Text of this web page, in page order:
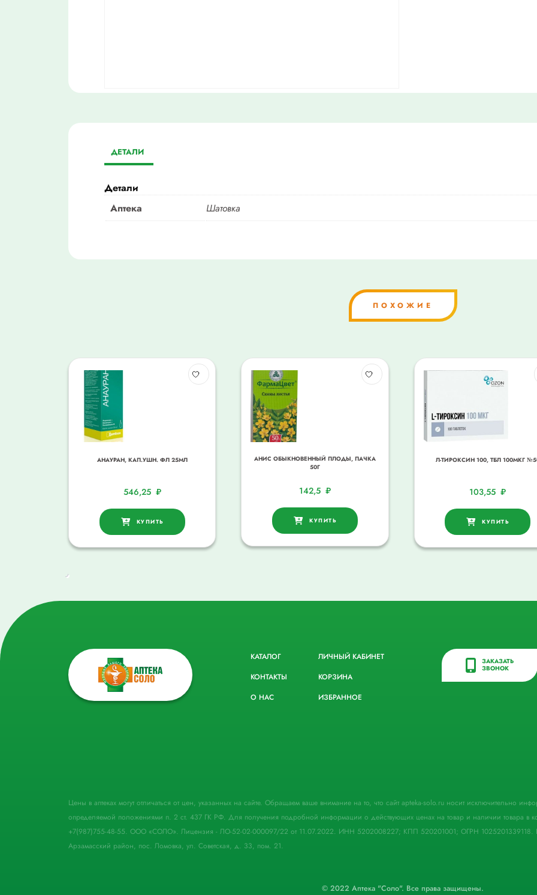
ДЕТАЛИ
Детали
Аптека
Шатовка
ПОХОЖИЕ
АНАУРАН, КАП.УШН. ФЛ 25МЛ
546,25 ₽
КУПИТЬ
АНИС ОБЫКНОВЕННЫЙ ПЛОДЫ, ПАЧКА
50Г
142,5 ₽
КУПИТЬ
Л-ТИРОКСИН 100, ТБЛ 100МКГ
103,55₽
КУПИТЬ
КАТАЛОГ
КОНТАКТЫ
О НАС
ЛИЧНЫЙ КАБИНЕТ
КОРЗИНА
ИЗБРАННОЕ
ЗАКАЗАТЬ
ЗВОНОК
Цены в аптеках могут отличаться от цен, указанных на сайте. Обращаем ваше внимание на то, что сайт apteka-solo.ru носит исключительно
определяемой положениями п. 2 ст. 437 ГК РФ. Для получения подробной информации о действующих ценах на товар и наличии товара в
+7(987)755-48-55. ООО «СОЛО». Лицензия - ЛО-52-02-000097/22 от 11.07.2022. ИНН 5202008227; КПП 520201001; ОГРН 1025201339118.
Арзамасский район, пос. Ломовка, ул. Советская, д. 33, пом. 21.
© 2022 Аптека "Соло". Все права защищены.